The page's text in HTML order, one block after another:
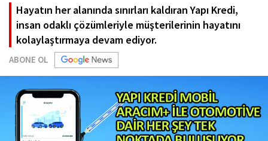
Hayatın her alanında sınırları kaldıran Yapı Kredi,
insan odaklı çözümleriyle müşterilerinin hayatını
kolaylaştırmaya devam ediyor.
ABONE OL